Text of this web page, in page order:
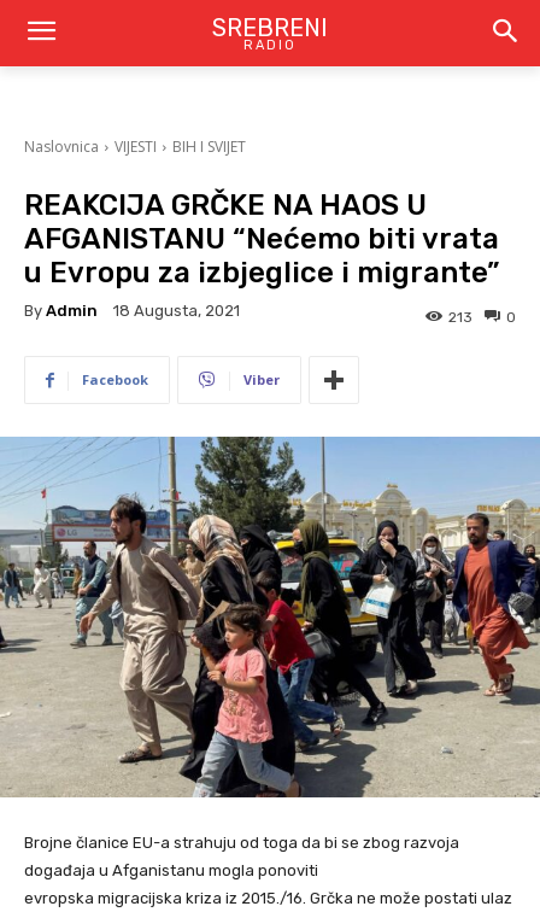
SREBRENI
RADIO
Naslovnica VIJESTI BIH I SVIJET
REAKCIJA GRČKE NA HAOS U
AFGANISTANU “Nećemo biti vrata
u Evropu za izbjeglice i migrante”
By Admin 18 Augusta, 2021 0
213
Facebook Viber
Brojne članice EU-a strahuju od toga da bi se zbog razvoja
događaja u Afganistanu mogla ponoviti
evropska migracijska kriza iz 2015./16. Grčka ne može postati ulaz